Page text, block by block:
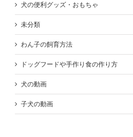
犬の便利グッズ・おもちゃ
未分類
わん子の飼育方法
ドッグフードや手作り食の作り方
犬の動画
子犬の動画